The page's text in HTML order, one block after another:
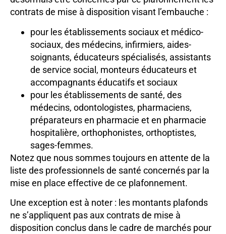
contrats de mise à disposition visant l’embauche :
pour les établissements sociaux et médico-
sociaux, des médecins, infirmiers, aides-
soignants, éducateurs spécialisés, assistants
de service social, monteurs éducateurs et
accompagnants éducatifs et sociaux
pour les établissements de santé, des
médecins, odontologistes, pharmaciens,
préparateurs en pharmacie et en pharmacie
hospitalière, orthophonistes, orthoptistes,
sages-femmes.
Notez que nous sommes toujours en attente de la
liste des professionnels de santé concernés par la
mise en place effective de ce plafonnement.
Une exception est à noter : les montants plafonds
ne s’appliquent pas aux contrats de mise à
disposition conclus dans le cadre de marchés pour